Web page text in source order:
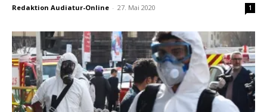
Redaktion Audiatur-Online - 27. Mai 2020 1